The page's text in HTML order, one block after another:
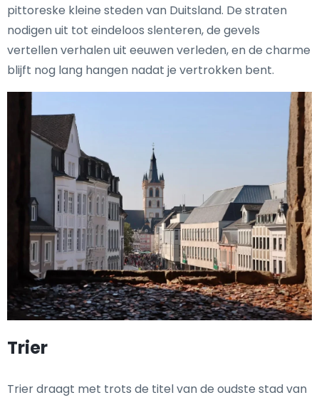
pittoreske kleine steden van Duitsland. De straten
nodigen uit tot eindeloos slenteren, de gevels
vertellen verhalen uit eeuwen verleden, en de charme
blijft nog lang hangen nadat je vertrokken bent.
Trier
Trier draagt met trots de titel van de oudste stad van